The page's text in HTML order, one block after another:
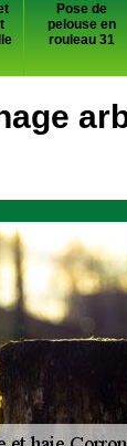
Pose de
pelouse en
rouleau 31